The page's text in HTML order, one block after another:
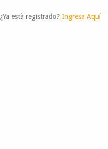
¿Ya està registrado? Ingresa Aquí